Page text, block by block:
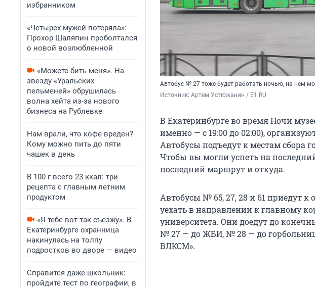
избранником
«Четырех мужей потеряла»:
Прохор Шаляпин проболтался
о новой возлюбленной
«Можете бить меня». На
звезду «Уральских
пельменей» обрушилась
волна хейта из-за нового
бизнеса на Рублевке
Нам врали, что кофе вреден?
Кому можно пить до пяти
чашек в день
В 100 г всего 23 ккал: три
рецепта с главным летним
продуктом
«Я тебе вот так съезжу». В
Екатеринбурге охранница
накинулась на толпу
подростков во дворе — видео
Справится даже школьник:
пройдите тест по географии, в
Автобус № 27 тоже будет работать ночью, на нем
Источник: Артем Устюжанин / Е1.RU
В Екатеринбурге во время Ночи
именно — с 19:00 до 02:00),
Автобусы подъедут к местам сбора
Чтобы вы могли успеть на
последний маршрут и откуда.
Автобусы № 65, 27, 28 и 61 приедут к
уехать в направлении к главному
университета. Они доедут до
№ 27 — до ЖБИ, № 28 — до
ВЛКСМ».